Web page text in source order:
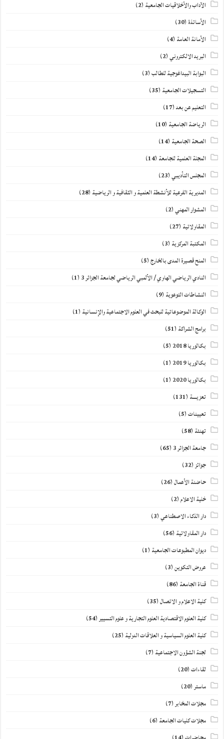
الآداب والأخلاقيات الجامعية (2)
الأساتذة(30)
الأمانة العامة (4)
البريد الالكتروني(2)
البوابة البيداغوجية للطالب(3)
التسجيلات الجامعية (35)
التعليم عن بعد(17)
الرياضة الجامعية (10)
الصحة الجامعية (14)
المجلة العلمية للجامعة (14)
المجلس التأديبي(23)
المديرية الفرعية للأنشطة العلمية و الثقافية و الرياضية (28)
المشوار المهني(2)
المقاولاتية (27)
المكتبة المركزية (3)
المنح قصيرة المدى بالخارج(5)
النادي الرياضي الهاوي / الألمبي الرياضي لجامعة الجزائر 3 (1)
النشاطات التوعوية (9)
الوكالة الموضوعاتية للبحث في العلوم الاجتماعية والإنسانية (1)
برامج الشراكة (51)
بكالوريا 2018
(5)
بكالوريا 2019
(1)
بكالوريا 2020
(1)
تعزيــــة (131)
تعيينات(5)
تهنئة (58)
جامعة الجزائر 3 (65)
جوائز(32)
حاضنة الأعمال(26)
خلية الاعلام(2)
دار الذكاء الاصطناعي(3)
دار المقاولاتية (56)
ديوان المطبوعات الجامعية (1)
عروض التكوين(3)
قناة الجامعة (86)
كلية الاعلام و الاتصال(35)
كلية العلوم الاقتصادية العلوم التجارية و علوم التسيير(54)
كلية العلوم السياسية و العلاقات الدولية (25)
لجنة الشؤون الاجتماعية (7)
لقاءات(20)
ماستر(20)
مجلات المخابر(7)
مجلات كليات الجامعة (6)